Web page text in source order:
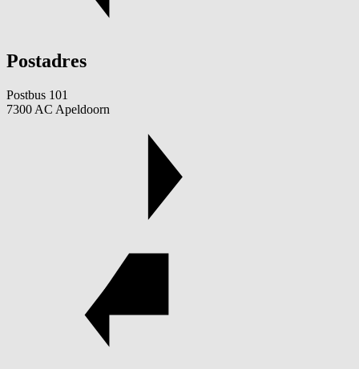
Postadres
Postbus 101
7300 AC Apeldoorn